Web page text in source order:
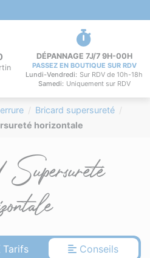
DÉPANNAGE 7J/7 9H-00H
PASSEZ EN BOUTIQUE SUR RDV
Lundi-Vendredi: Sur RDV de 10h-18h
Samedi: Uniquement sur RDV
Bricard supersureté
horizontale
Tarifs Conseils